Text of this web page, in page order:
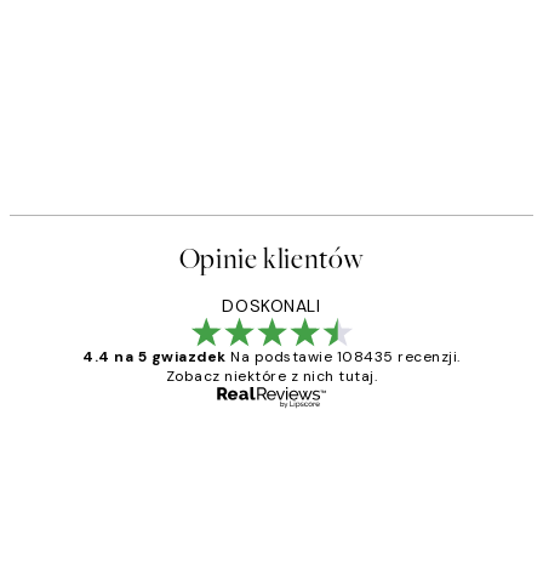
Opinie klientów
DOSKONALI
4.4 na 5 gwiazdek Na podstawie 108435 recenzji.
Zobacz niektóre z nich tutaj.